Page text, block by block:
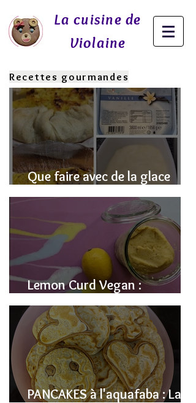
La cuisine de
Violaine
Recettes gourmandes
Que faire avec de la glace
fondue? J'ai la SOLUTION!
Lemon Curd Vegan :
L'alternative saine aux pois
chiches
PANCAKES à l'aquafaba : La